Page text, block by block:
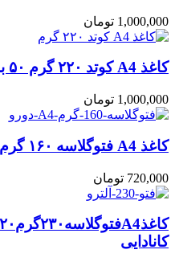
1,000,000 تومان
کاغذ A4 کوتد ۲۲۰ گرم ۵۰ برگی
1,000,000 تومان
کاغذ A4 فتوگلاسه ۱۶۰ گرم ۵۰ برگی دورو
720,000 تومان
کانادایی